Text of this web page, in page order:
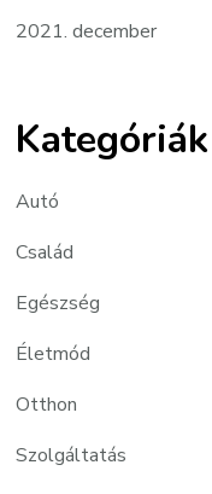
2021. december
Kategóriák
Autó
Család
Egészség
Életmód
Otthon
Szolgáltatás